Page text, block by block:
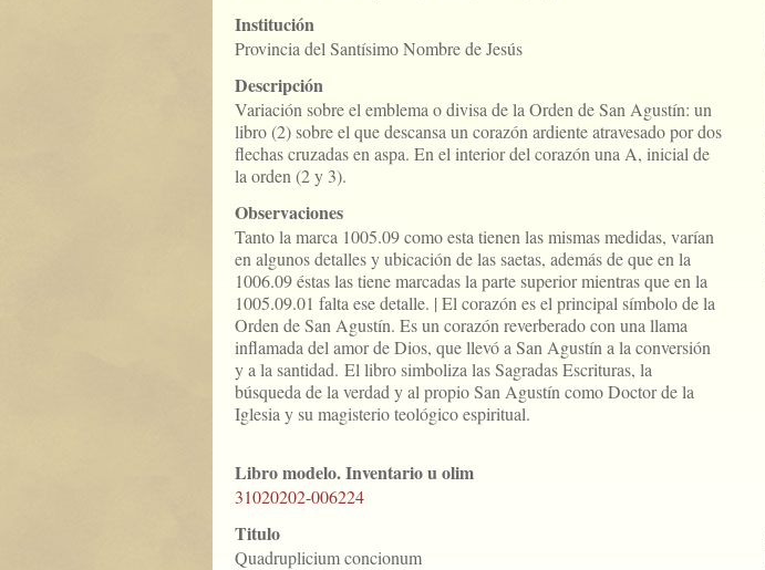
Institución
Provincia del Santísimo Nombre de Jesús
Descripción
Variación sobre el emblema o divisa de la Orden de San Agustín: un
libro (2) sobre el que descansa un corazón ardiente atravesado por dos
flechas cruzadas en aspa. En el interior del corazón una A, inicial de
la orden (2 y 3).
Observaciones
Tanto la marca 1005.09 como esta tienen las mismas medidas, varían
en algunos detalles y ubicación de las saetas, además de que en la
1006.09 éstas las tiene marcadas la parte superior mientras que en la
1005.09.01 falta ese detalle. | El corazón es el principal símbolo de la
Orden de San Agustín. Es un corazón reverberado con una llama
inflamada del amor de Dios, que llevó a San Agustín a la conversión
y a la santidad. El libro simboliza las Sagradas Escrituras, la
búsqueda de la verdad y al propio San Agustín como Doctor de la
Iglesia y su magisterio teológico espiritual.
Libro modelo. Inventario u olim
31020202-006224
Titulo
Quadruplicium concionum